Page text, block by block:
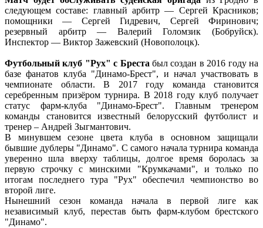
следующем составе: главный арбитр — Сергей Красников;
помощники — Сергей Гидревич, Сергей Фиринович;
резервный арбитр — Валерий Голомзик (Бобруйск).
Инспектор — Виктор Зажевский (Новополоцк).
Футбольный клуб "Рух" с Бреста был создан в 2016 году на
базе фанатов клуба "Динамо-Брест", и начал участвовать в
чемпионате области. В 2017 году команда становится
серебренным призёром турнира. В 2018 году клуб получает
статус фарм-клуба "Динамо-Брест". Главным тренером
команды становится известный белорусский футболист и
тренер – Андрей Зыгмантович.
В минувшем сезоне цвета клуба в основном защищали
бывшие дублеры "Динамо". С самого начала турнира команда
уверенно шла вверху таблицы, долгое время боролась за
первую строчку с минскими "Крумкачами", и только по
итогам последнего тура "Рух" обеспечил чемпионство во
второй лиге.
Нынешний сезон команда начала в первой лиге как
независимый клуб, перестав быть фарм-клубом брестского
"Динамо".